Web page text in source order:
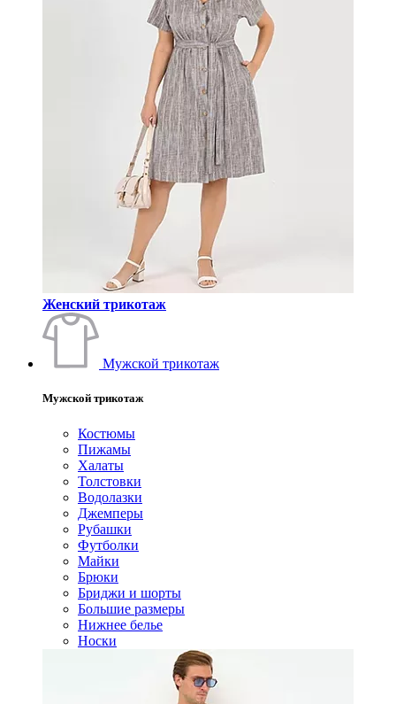
Женский трикотаж
Мужской трикотаж
Мужской трикотаж
Костюмы
Пижамы
Халаты
Толстовки
Водолазки
Джемперы
Рубашки
Футболки
Майки
Брюки
Бриджи и шорты
Большие размеры
Нижнее белье
Носки